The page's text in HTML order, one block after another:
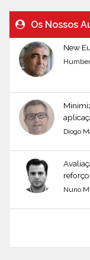
Os Nossos
New
Diogo
Nuno